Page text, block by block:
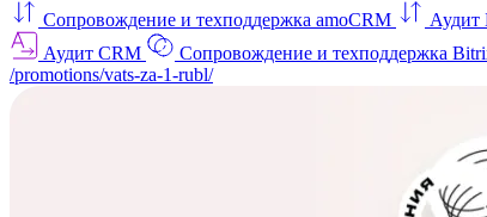
Сопровождение и техподдержка amoCRM
Аудит
Аудит CRM
Сопровождение и техподдержка
/promotions/vats-za-1-rubl/